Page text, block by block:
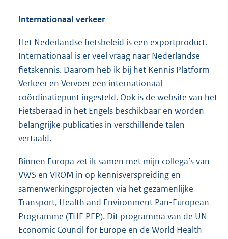
Internationaal verkeer
Het Nederlandse fietsbeleid is een exportproduct.
Internationaal is er veel vraag naar Nederlandse
fietskennis. Daarom heb ik bij het Kennis Platform
Verkeer en Vervoer een internationaal
coördinatiepunt ingesteld. Ook is de website van het
Fietsberaad in het Engels beschikbaar en worden
belangrijke publicaties in verschillende talen
vertaald.
Binnen Europa zet ik samen met mijn collega’s van
VWS en VROM in op kennisverspreiding en
samenwerkingsprojecten via het gezamenlijke
Transport, Health and Environment Pan-European
Programme (THE PEP). Dit programma van de UN
Economic Council for Europe en de World Health